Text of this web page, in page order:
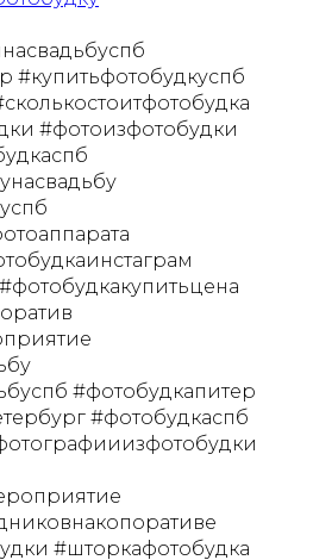
#купитьфотобудкуспб
#фотоизфотобудки
#фотобудкапитер
#фотобудкаспб
#шторкафотобудка